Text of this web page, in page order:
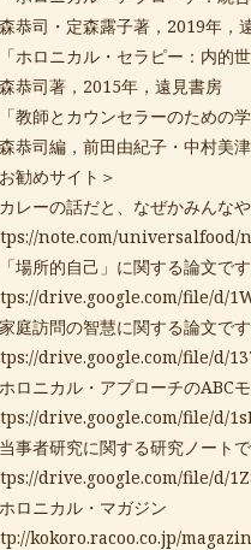
恭司・定森露子著，2019年，
「ホロニカル・セラピー：内的
恭司著，2015年，遠見書房
「教師とカウンセラーのための
恭司編，前田由紀子・中村美
勧めサイト＞
カレーの話だと、なぜかみんな
note.com/universalfood/
「場所的自己」に関する論文で
drive.google.com/file/d/
家庭訪問の智慧に関する論文で
drive.google.com/file/d/
ホロニカル・アプローチのABC
drive.google.com/file/d/
当事者研究に関する研究ノート
drive.google.com/file/d/
ホロニカル・マガジン
kokoro.racoo.co.jp/